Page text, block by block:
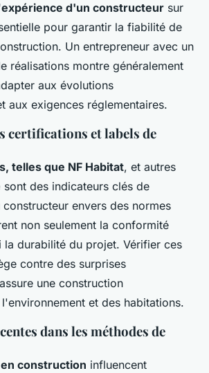
expérience d'un constructeur sur
pour garantir la fiabilité de
Un entrepreneur avec un
réalisations montre généralement
aux évolutions
aux exigences réglementaires.
certifications et labels de
telles que NF Habitat, et autres
sont des indicateurs clés de
envers des normes
non seulement la conformité
la durabilité du projet. Vérifier ces
contre des surprises
une construction
et des habitations.
dans les méthodes de
construction influencent